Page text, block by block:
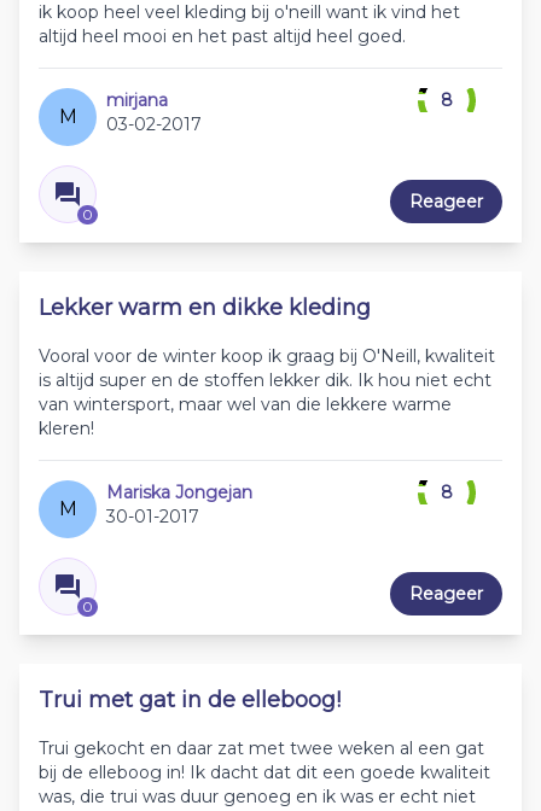
ik koop heel veel kleding bij o'neill want ik vind het
altijd heel mooi en het past altijd heel goed.
M
mirjana
03-02-2017
0
8
Reageer
Lekker warm en dikke kleding
Vooral voor de winter koop ik graag bij O'Neill, kwaliteit
is altijd super en de stoffen lekker dik. Ik hou niet echt
van wintersport, maar wel van die lekkere warme
kleren!
M
Mariska Jongejan
30-01-2017
0
8
Reageer
Trui met gat in de elleboog!
Trui gekocht en daar zat met twee weken al een gat
bij de elleboog in! Ik dacht dat dit een goede kwaliteit
was, die trui was duur genoeg en ik was er echt niet